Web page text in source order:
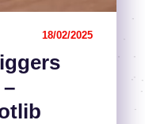
18/02/2025